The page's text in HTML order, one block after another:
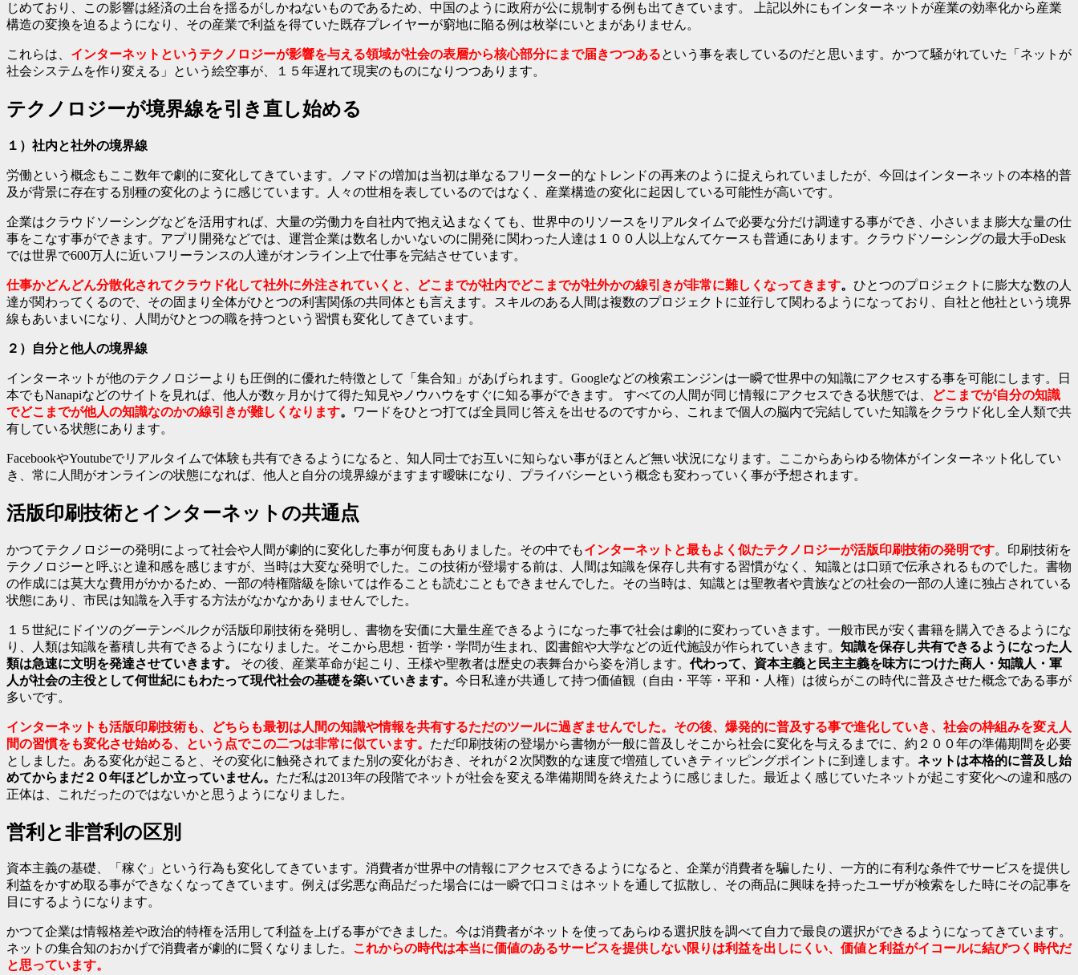
じめており、この影響は経済の土台を揺るがしかねないものであるため、中国のように政府が公に規制する例も出てきています。 上記以外にもインターネットが産業の効率化から産業
構造の変換を迫るようになり、その産業で利益を得ていた既存プレイヤーが窮地に陥る例は枚挙にいとまがありません。
これらは、 インターネットというテクノロジーが影響を与える領域が社会の表層から核心部分にまで届きつつあるという事を表しているのだと思います。かつて騒がれていた「ネットが
社会システムを作り変える」という絵空事が、１５年遅れて現実のものになりつつあります。
テクノロジーが境界線を引き直し始める
１）社内と社外の境界線
労働という概念もここ数年で劇的に変化してきています。ノマドの増加は当初は単なるフリーター的なトレンドの再来のように捉えられていましたが、今回はインターネットの本格的普
及が背景に存在する別種の変化のように感じています。人々の世相を表しているのではなく、産業構造の変化に起因している可能性が高いです。
企業はクラウドソーシングなどを活用すれば、大量の労働力を自社内で抱え込まなくても、世界中のリソースをリアルタイムで必要な分だけ調達する事ができ、小さいまま膨大な量の仕
事をこなす事ができます。アプリ開発などでは、運営企業は数名しかいないのに開発に関わった人達は１００人以上なんてケースも普通にあります。クラウドソーシングの最大手oDesk
では世界で600万人に近いフリーランスの人達がオンライン上で仕事を完結させています。
仕事かどんどん分散化されてクラウド化して社外に外注されていくと、どこまでが社内でどこまでが社外かの線引きが非常に難しくなってきます。 ひとつのプロジェクトに膨大な数の人
達が関わってくるので、その固まり全体がひとつの利害関係の共同体とも言えます。スキルのある人間は複数のプロジェクトに並行して関わるようになっており、自社と他社という境界
線もあいまいになり、人間がひとつの職を持つという習慣も変化してきています。
２）自分と他人の境界線
インターネットが他のテクノロジーよりも圧倒的に優れた特徴として「集合知」があげられます。Googleなどの検索エンジンは一瞬で世界中の知識にアクセスする事を可能にします。日
本でもNanapiなどのサイトを見れば、他人が数ヶ月かけて得た知見やノウハウをすぐに知る事ができます。 すべての人間が同じ情報にアクセスできる状態では、
どこまでが自分の知識
でどこまでが他人の知識なのかの線引きが難しくなります。
ワードをひとつ打てば全員同じ答えを出せるのですから、これまで個人の脳内で完結していた知識をクラウド化し全人類で共
有している状態にあります。
FacebookやYoutubeでリアルタイムで体験も共有できるようになると、知人同士でお互いに知らない事がほとんど無い状況になります。ここからあらゆる物体がインターネット化してい
き、常に人間がオンラインの状態になれば、他人と自分の境界線がますます曖昧になり、プライバシーという概念も変わっていく事が予想されます。
活版印刷技術とインターネットの共通点
かつてテクノロジーの発明によって社会や人間が劇的に変化した事が何度もありました。その中でもインターネットと最もよく似たテクノロジーが活版印刷技術の発明です。印刷技術を
テクノロジーと呼ぶと違和感を感じますが、当時は大変な発明でした。この技術が登場する前は、人間は知識を保存し共有する習慣がなく、知識とは口頭で伝承されるものでした。書物
の作成には莫大な費用がかかるため、一部の特権階級を除いては作ることも読むこともできませんでした。その当時は、知識とは聖教者や貴族などの社会の一部の人達に独占されている
状態にあり、市民は知識を入手する方法がなかなかありませんでした。
１５世紀にドイツのグーテンベルクが活版印刷技術を発明し、書物を安価に大量生産できるようになった事で社会は劇的に変わっていきます。一般市民が安く書籍を購入できるようにな
り、人類は知識を蓄積し共有できるようになりました。そこから思想・哲学・学問が生まれ、図書館や大学などの近代施設が作られていきます。 知識を保存し共有できるようになった人
類は急速に文明を発達させていきます。
その後、産業革命が起こり、王様や聖教者は歴史の表舞台から姿を消します。 代わって、資本主義と民主主義を味方につけた商人・知識人・軍
人が社会の主役として何世紀にもわたって現代社会の基礎を築いていきます。 今日私達が共通して持つ価値観（自由・平等・平和・人権）は彼らがこの時代に普及させた概念である事が
多いです。
インターネットも活版印刷技術も、どちらも最初は人間の知識や情報を共有するただのツールに過ぎませんでした。その後、爆発的に普及する事で進化していき、社会の枠組みを変え人
間の習慣をも変化させ始める、という点でこの二つは非常に似ています。 ただ印刷技術の登場から書物が一般に普及しそこから社会に変化を与えるまでに、約２００年の準備期間を必要
としました。ある変化が起こると、その変化に触発されてまた別の変化がおき、それが２次関数的な速度で増殖していきティッピングポイントに到達します。 ネットは本格的に普及し始
めてからまだ２０年ほどしか立っていません。 ただ私は2013年の段階でネットが社会を変える準備期間を終えたように感じました。最近よく感じていたネットが起こす変化への違和感の
正体は、これだったのではないかと思うようになりました。
営利と非営利の区別
資本主義の基礎、「稼ぐ」という行為も変化してきています。消費者が世界中の情報にアクセスできるようになると、企業が消費者を騙したり、一方的に有利な条件でサービスを提供し
利益をかすめ取る事ができなくなってきています。例えば劣悪な商品だった場合には一瞬で口コミはネットを通して拡散し、その商品に興味を持ったユーザが検索をした時にその記事を
目にするようになります。
かつて企業は情報格差や政治的特権を活用して利益を上げる事ができました。今は消費者がネットを使ってあらゆる選択肢を調べて自力で最良の選択ができるようになってきています。
ネットの集合知のおかげで消費者が劇的に賢くなりました。
これからの時代は本当に価値のあるサービスを提供しない限りは利益を出しにくい、価値と利益がイコールに結びつく時代だ
と思っています。